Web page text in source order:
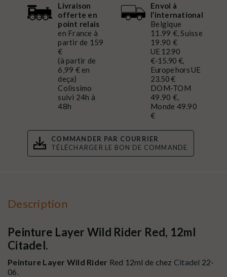
Livraison
offerte en
point relais
en France à
partir de 159
€
(à partir de
6,99 € en
deça)
Colissimo
suivi 24h à
48h
Envoi à
l’international
Belgique
11.99 €, Suisse
19.90 €
UE 12.90
€-15.90 €,
Europe hors UE
23.50 €
DOM-TOM
49.90 €,
Monde 49.90
€
COMMANDER PAR COURRIER
TÉLÉCHARGER LE BON DE COMMANDE
Description
Peinture Layer Wild Rider Red, 12ml
Citadel.
Peinture Layer Wild Rider Red 12ml de chez Citadel 22-
06.